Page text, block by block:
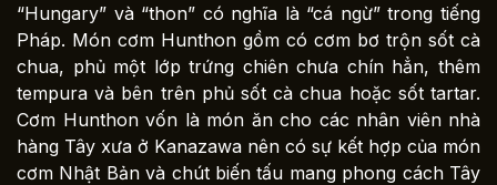
“Hungary” và “thon” có nghĩa là “cá ngừ” trong tiếng
Pháp. Món cơm Hunthon gồm có cơm bơ trộn sốt cà
chua, phủ một lớp trứng chiên chưa chín hẳn, thêm
tempura và bên trên phủ sốt cà chua hoặc sốt tartar.
Cơm Hunthon vốn là món ăn cho các nhân viên nhà
hàng Tây xưa ở Kanazawa nên có sự kết hợp của món
cơm Nhật Bản và chút biến tấu mang phong cách Tây